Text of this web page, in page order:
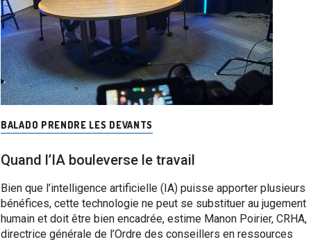
BALADO PRENDRE LES DEVANTS
Quand l’IA bouleverse le travail
Bien que l’intelligence artificielle (IA) puisse apporter plusieurs
bénéfices, cette technologie ne peut se substituer au jugement
humain et doit être bien encadrée, estime Manon Poirier, CRHA,
directrice générale de l’Ordre des conseillers en ressources